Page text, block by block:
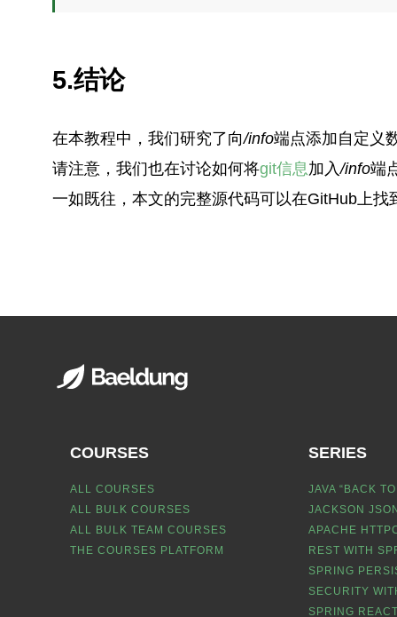
5.结论
在本教程中，我们研究了向/info端点添加自定义
请注意，我们也在讨论如何将git信息加入/info端
一如既往，本文的完整源代码可以在GitHub上找
COURSES
ALL COURSES
ALL BULK COURSES
ALL BULK TEAM COURSES
THE COURSES PLATFORM
SERIES
JAVA “BACK
JACKSON
APACHE
REST WITH
SPRING
SECURITY
SPRING